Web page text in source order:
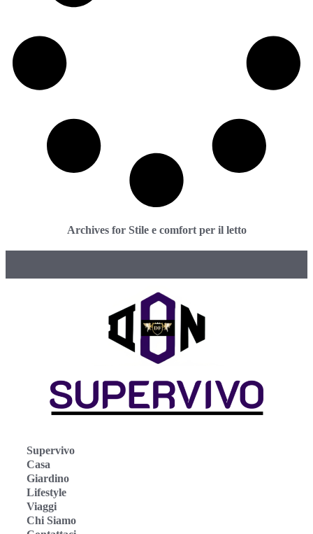
Archives for Stile e comfort per il letto
Supervivo
Casa
Giardino
Lifestyle
Viaggi
Chi Siamo